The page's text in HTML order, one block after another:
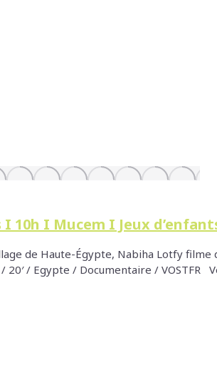
I 10h I Mucem I Jeux
de Haute-Égypte, Nabiha Lotfy
20′ / Egypte / Documentaire / VOSTFR